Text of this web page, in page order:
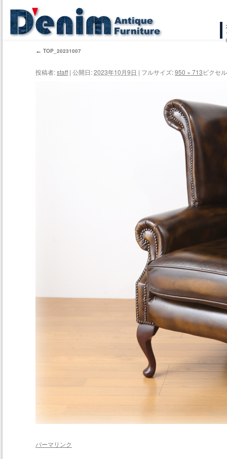
ン
へ
ス
キ
ッ
プ
← TOP_20231007
投稿者:staff | 公開日:2023年10月9日 | フルサイズ:950 × 713ピクセル
パーマリンク